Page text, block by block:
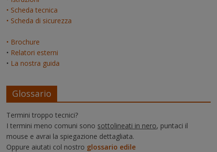
• Scheda tecnica
• Scheda di sicurezza
• Brochure
• Relatori esterni
• La nostra guida
Glossario
Termini troppo tecnici?
I termini meno comuni sono sottolineati in nero, puntaci il
mouse e avrai la spiegazione dettagliata.
Oppure aiutati col nostro glossario edile